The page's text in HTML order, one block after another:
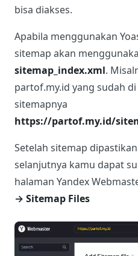
bisa diakses.
Apabila menggunakan
sitemap akan
sitemap_index.xml.
partof.my.id yang sudah
sitemapnya
https://partof.my.id/
Setelah sitemap
selanjutnya kamu dapat
halaman Yandex
→ Sitemap Files